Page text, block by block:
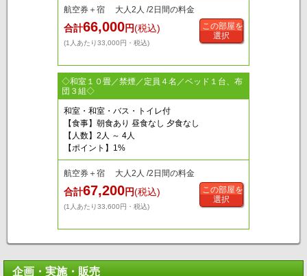
航空券＋宿 大人2人 /2日間の料金
合計66,000円(税込)
(1人あたり33,000円・税込)
この部屋を
選択
◇和室１０畳／禁煙／定員４名／ベッド１台、布
団３組◇
和室・和室・バス・トイレ付
【食事】朝食あり 昼食なし 夕食なし
【人数】2人 ～ 4人
【ポイント】1%
航空券＋宿 大人2人 /2日間の料金
合計67,200円(税込)
(1人あたり33,600円・税込)
この部屋を
選択
企画・実施・販売